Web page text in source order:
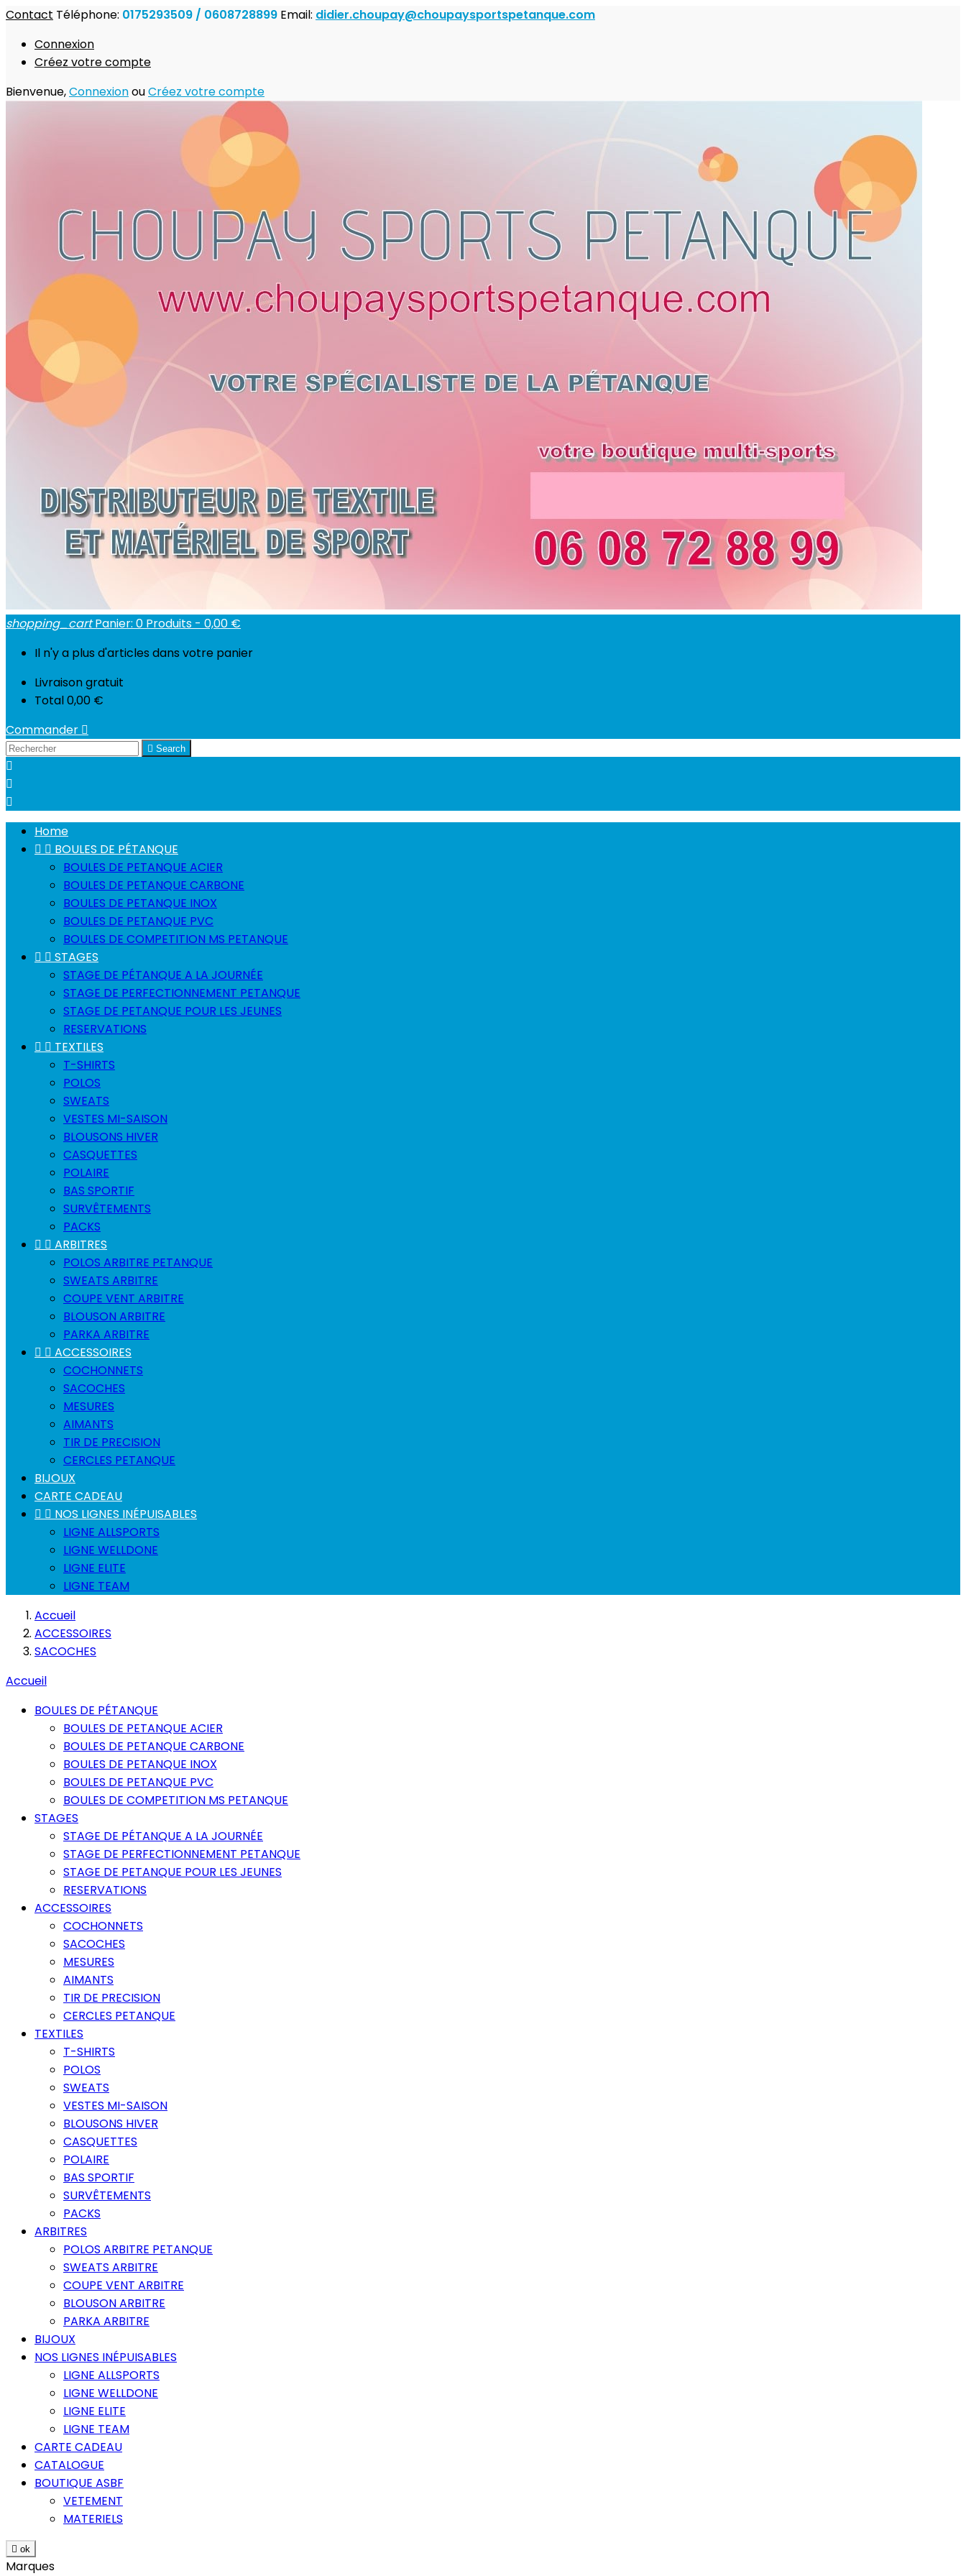
Contact Téléphone: 0175293509 / 0608728899 Email: didier.choupay@choupaysportspetanque.com
Connexion
Créez votre compte
Bienvenue,ConnexionouCréez votre compte
shopping_cart Panier: 0 Produits - 0,00 €
Il n'y a plus d'articles dans votre panier
Livraisongratuit
Total0,00 €
Commander 
 Search



Home
  BOULES DE PÉTANQUE
BOULES DE PETANQUE ACIER
BOULES DE PETANQUE CARBONE
BOULES DE PETANQUE INOX
BOULES DE PETANQUE PVC
BOULES DE COMPETITION MS PETANQUE
  STAGES
STAGE DE PÉTANQUE A LA JOURNÉE
STAGE DE PERFECTIONNEMENT PETANQUE
STAGE DE PETANQUE POUR LES JEUNES
RESERVATIONS
  TEXTILES
T-SHIRTS
POLOS
SWEATS
VESTES MI-SAISON
BLOUSONS HIVER
CASQUETTES
POLAIRE
BAS SPORTIF
SURVÊTEMENTS
PACKS
  ARBITRES
POLOS ARBITRE PETANQUE
SWEATS ARBITRE
COUPE VENT ARBITRE
BLOUSON ARBITRE
PARKA ARBITRE
  ACCESSOIRES
COCHONNETS
SACOCHES
MESURES
AIMANTS
TIR DE PRECISION
CERCLES PETANQUE
BIJOUX
CARTE CADEAU
  NOS LIGNES INÉPUISABLES
LIGNE ALLSPORTS
LIGNE WELLDONE
LIGNE ELITE
LIGNE TEAM
Accueil
ACCESSOIRES
SACOCHES
Accueil
BOULES DE PÉTANQUE
BOULES DE PETANQUE ACIER
BOULES DE PETANQUE CARBONE
BOULES DE PETANQUE INOX
BOULES DE PETANQUE PVC
BOULES DE COMPETITION MS PETANQUE
STAGES
STAGE DE PÉTANQUE A LA JOURNÉE
STAGE DE PERFECTIONNEMENT PETANQUE
STAGE DE PETANQUE POUR LES JEUNES
RESERVATIONS
ACCESSOIRES
COCHONNETS
SACOCHES
MESURES
AIMANTS
TIR DE PRECISION
CERCLES PETANQUE
TEXTILES
T-SHIRTS
POLOS
SWEATS
VESTES MI-SAISON
BLOUSONS HIVER
CASQUETTES
POLAIRE
BAS SPORTIF
SURVÊTEMENTS
PACKS
ARBITRES
POLOS ARBITRE PETANQUE
SWEATS ARBITRE
COUPE VENT ARBITRE
BLOUSON ARBITRE
PARKA ARBITRE
BIJOUX
NOS LIGNES INÉPUISABLES
LIGNE ALLSPORTS
LIGNE WELLDONE
LIGNE ELITE
LIGNE TEAM
CARTE CADEAU
CATALOGUE
BOUTIQUE ASBF
VETEMENT
MATERIELS
 ok
Marques